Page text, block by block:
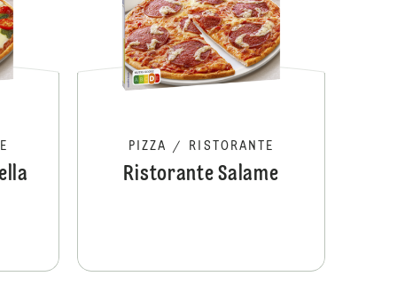
PIZZA / RISTORANTE
Ristorante Salame